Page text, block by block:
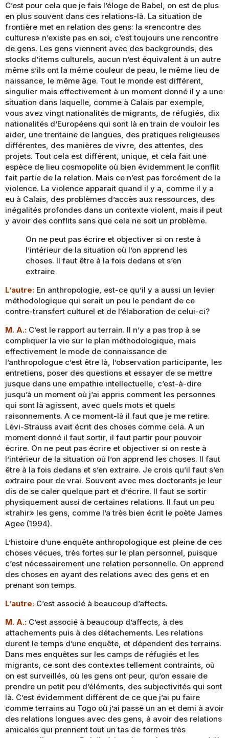
C’est pour cela que je fais l’éloge de Babel, on est de plus
en plus souvent dans ces relations-là. La situation de
frontière met en relation des gens: la «rencontre des
cultures» n’existe pas en soi, c’est toujours une rencontre
de gens. Les gens viennent avec des backgrounds, des
stocks d’items culturels, aucun n’est équivalent à un autre
même s’ils ont la même couleur de peau, le même lieu de
naissance, le même âge. Tout le monde est différent,
singulier mais effectivement à un moment donné il y a une
situation dans laquelle, comme à Calais par exemple,
vous avez vingt nationalités de migrants, de réfugiés, dix
nationalités d’Européens qui sont là en train de vouloir les
aider, une trentaine de langues, des pratiques religieuses
différentes, des manières de vivre, des attentes, des
projets. Tout cela est différent, unique, et cela fait une
espèce de lieu cosmopolite où bien évidemment le conflit
fait partie de la relation. Mais ce n’est pas forcément de la
violence. La violence apparait quand il y a, comme il y a
eu à Calais, des problèmes d’accès aux ressources, des
inégalités profondes dans un contexte violent, mais il peut
y avoir des conflits sans que cela ne soit un problème.
On ne peut pas écrire et objectiver si on reste à
l’intérieur de la situation où l’on apprend les
choses. Il faut être à la fois dedans et s’en
extraire
L’autre: En anthropologie, est-ce qu’il y a aussi un levier
méthodologique qui serait un peu le pendant de ce
contre-transfert culturel et de l’élaboration de celui-ci?
M. A.: C’est le rapport au terrain. Il n’y a pas trop à se
compliquer la vie sur le plan méthodologique, mais
effectivement le mode de connaissance de
l’anthropologue c’est être là, l’observation participante, les
entretiens, poser des questions et essayer de se mettre
jusque dans une empathie intellectuelle, c’est-à-dire
jusqu’à un moment où j’ai appris comment les personnes
qui sont là agissent, avec quels mots et quels
raisonnements. A ce moment-là il faut que je me retire.
Lévi-Strauss avait écrit des choses comme cela. A un
moment donné il faut sortir, il faut partir pour pouvoir
écrire. On ne peut pas écrire et objectiver si on reste à
l’intérieur de la situation où l’on apprend les choses. Il faut
être à la fois dedans et s’en extraire. Je crois qu’il faut s’en
extraire pour de vrai. Souvent avec mes doctorants je leur
dis de se caler quelque part et d’écrire. Il faut se sortir
physiquement aussi de certaines relations. Il faut un peu
«trahir» les gens, comme l’a très bien écrit le poète James
Agee (1994).
L’histoire d’une enquête anthropologique est pleine de ces
choses vécues, très fortes sur le plan personnel, puisque
c’est nécessairement une relation personnelle. On apprend
des choses en ayant des relations avec des gens et en
prenant son temps.
L’autre: C’est associé à beaucoup d’affects.
M. A.: C’est associé à beaucoup d’affects, à des
attachements puis à des détachements. Les relations
durent le temps d’une enquête, et dépendent des terrains.
Dans mes enquêtes sur les camps de réfugiés et les
migrants, ce sont des contextes tellement contraints, où
on est surveillés, où les gens ont peur, qu’on essaie de
prendre un petit peu d’éléments, des subjectivités qui sont
là. C’est évidemment différent de ce que j’ai pu faire
comme terrains au Togo où j’ai passé un an et demi à avoir
des relations longues avec des gens, à avoir des relations
amicales qui prennent tout un tas de formes très